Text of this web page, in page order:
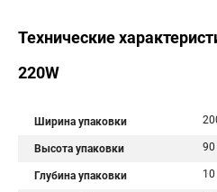
Технические
220W
Ширина упаковки
Высота упаковки 90
Глубина упаковки